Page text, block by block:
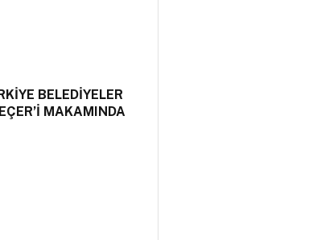
BELEDİYELER
MAKAMINDA